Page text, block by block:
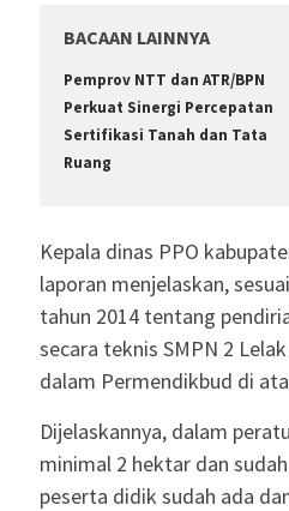
BACAAN LAINNYA
Pemprov NTT dan ATR/BPN
Perkuat Sinergi Percepatan
Sertifikasi Tanah dan Tata
Ruang
Kepala dinas PPO
laporan menjelaskan,
tahun 2014 tentang
secara teknis SMPN 2
dalam Permendikbud di
Dijelaskannya, dalam
minimal 2 hektar dan
peserta didik sudah ada